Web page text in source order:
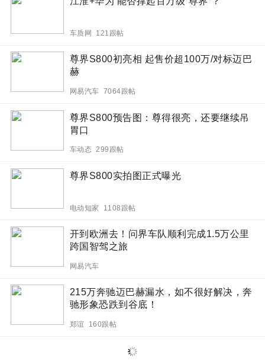
车质网 121跟帖
尊界S800初亮相 起售价超100万/对标迈巴
赫
网易汽车 7064跟帖
尊界S800预告图：尊得很亮，还要继续吊
胃口
车动态 299跟帖
尊界S800实拍图正式曝光
电动知家 1108跟帖
开到欧洲去！问界车队顺利完成1.5万公里
跨国智驾之旅
网易汽车
215万奔驰迈巴赫漏水，如不很好解决，奔
驰形象恐跌到谷底！
郑谊 160跟帖